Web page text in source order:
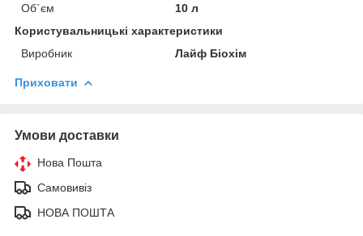
Об`єм
10 л
Користувальницькі характеристики
Виробник
Лайф Біохім
Приховати
Умови доставки
Нова Пошта
Самовивіз
НОВА ПОШТА